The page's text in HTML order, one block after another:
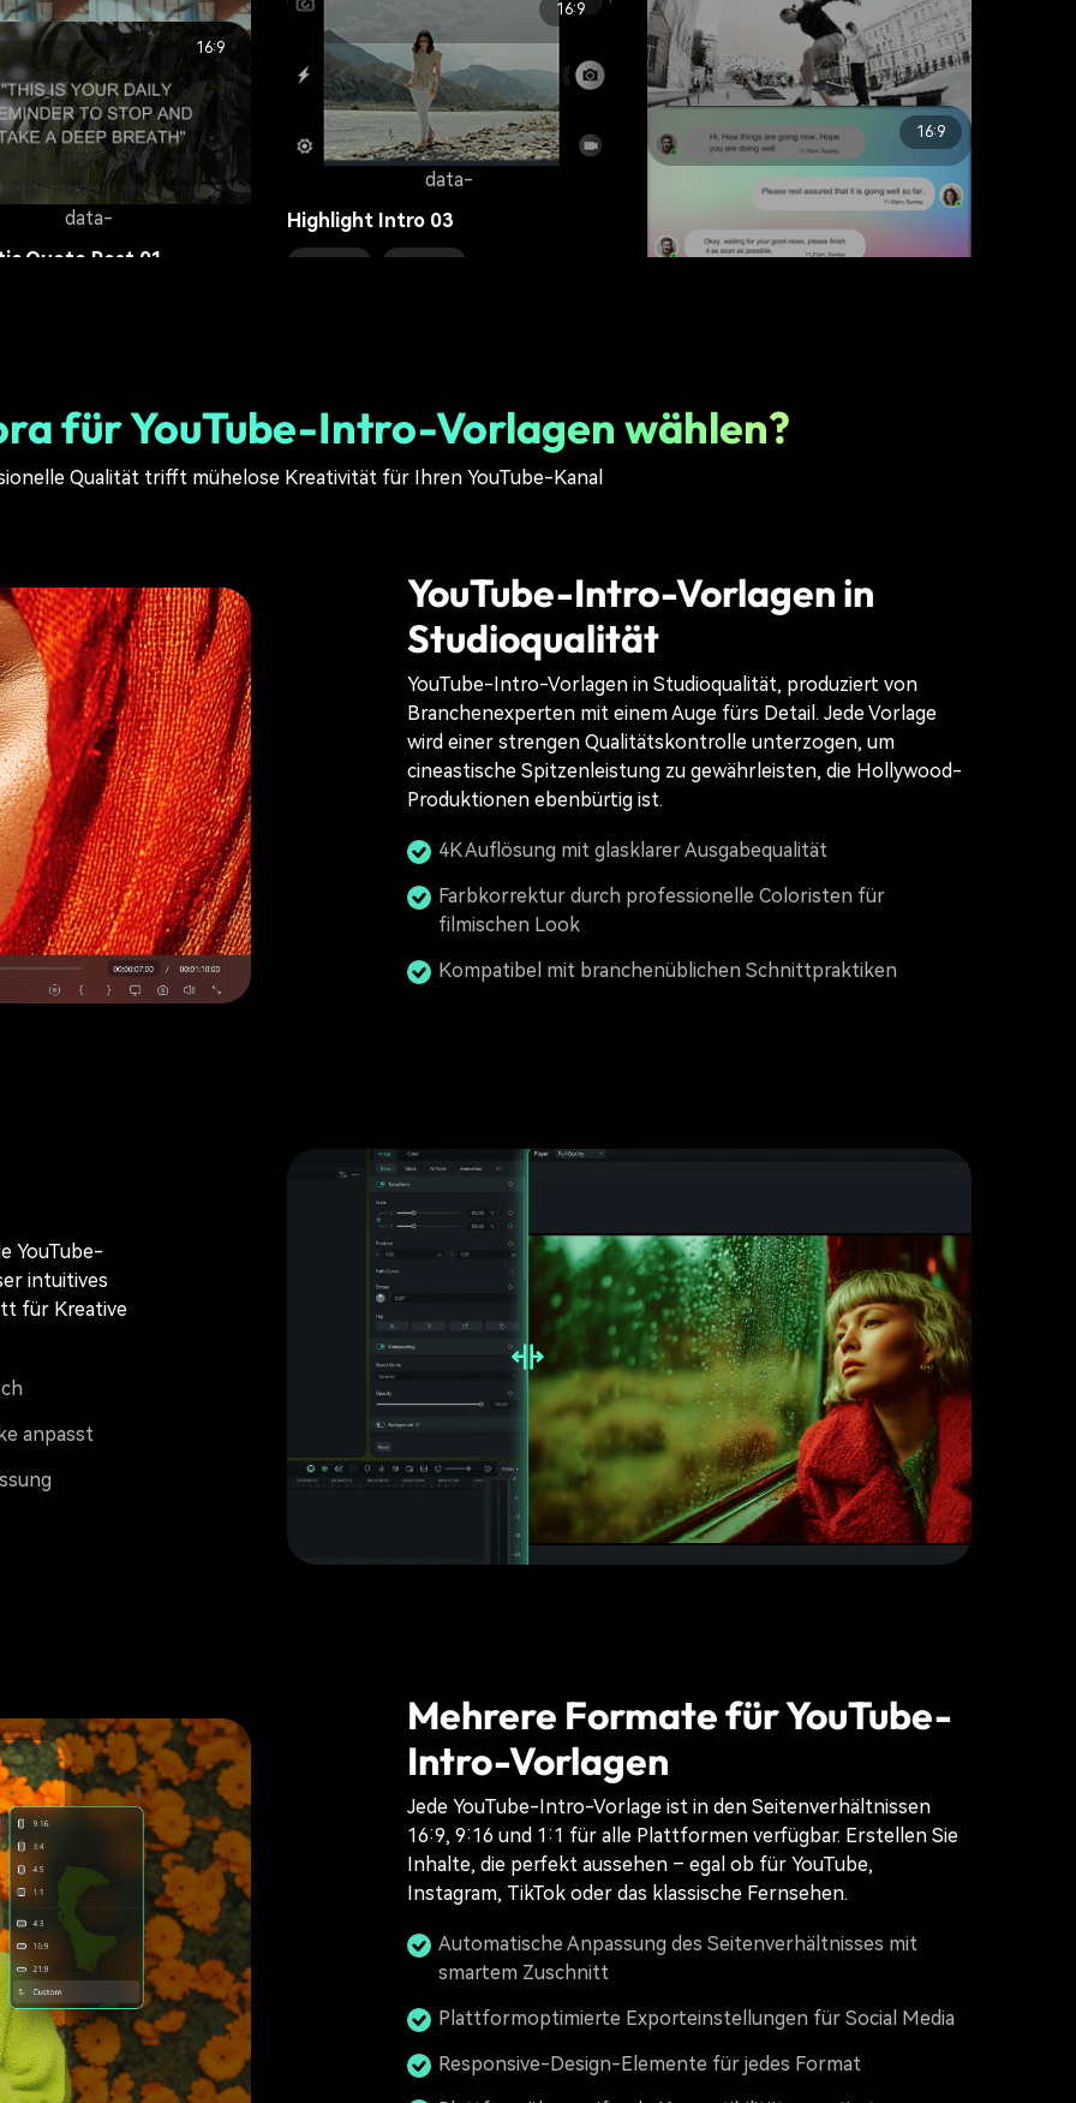
data-
Photo Slideshow
lifestyle 10.7K
data-
01
8.9K data-
Sad Motion
lifestyle 15.6K
data-
16:9
Highlight Intro 03
data-
16:9
Quote Post 01
16:9
für YouTube-Intro-Vorlagen wählen?
Qualität trifft mühelose Kreativität für Ihren YouTube-Kanal
YouTube-Intro-Vorlagen in
Studioqualität
YouTube-Intro-Vorlagen in Studioqualität, produziert von
Branchenexperten mit einem Auge fürs Detail. Jede Vorlage
wird einer strengen Qualitätskontrolle unterzogen, um
cineastische Spitzenleistung zu gewährleisten, die Hollywood-
Produktionen ebenbürtig ist.
4K Auflösung mit glasklarer Ausgabequalität
Farbkorrektur durch professionelle Coloristen für
filmischen Look
Kompatibel mit branchenüblichen Schnittpraktiken
YouTube-
intuitives
für Kreative
anpasst
Mehrere Formate für YouTube-
Intro-Vorlagen
Jede YouTube-Intro-Vorlage ist in den Seitenverhältnissen
16:9, 9:16 und 1:1 für alle Plattformen verfügbar. Erstellen Sie
Inhalte, die perfekt aussehen – egal ob für YouTube,
Instagram, TikTok oder das klassische Fernsehen.
Automatische Anpassung des Seitenverhältnisses mit
smartem Zuschnitt
Plattformoptimierte Exporteinstellungen für Social Media
Responsive-Design-Elemente für jedes Format